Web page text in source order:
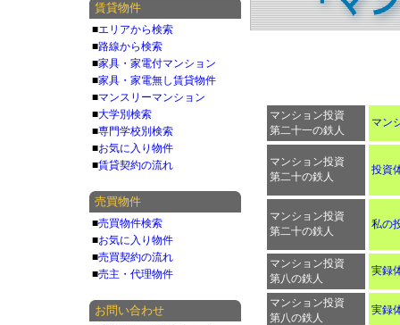
マンション投資
第二十一の鉄人
マン
マンション投資
第二十の鉄人
投資
マンション投資
第二十の鉄人
私の
マンション投資
第八の鉄人
実録
マンション投資
第八の鉄人
実録
賃貸物件
■エリアから検索
■路線から検索
■家具・家電付マンション
■家具・家電無し賃貸物件
■マンスリーマンション
■大学別検索
■専門学校別検索
■お気に入り物件
■賃貸契約の流れ
売買物件
■売買物件検索
■お気に入り物件
■売買契約の流れ
■売主・代理物件
お問い合わせ